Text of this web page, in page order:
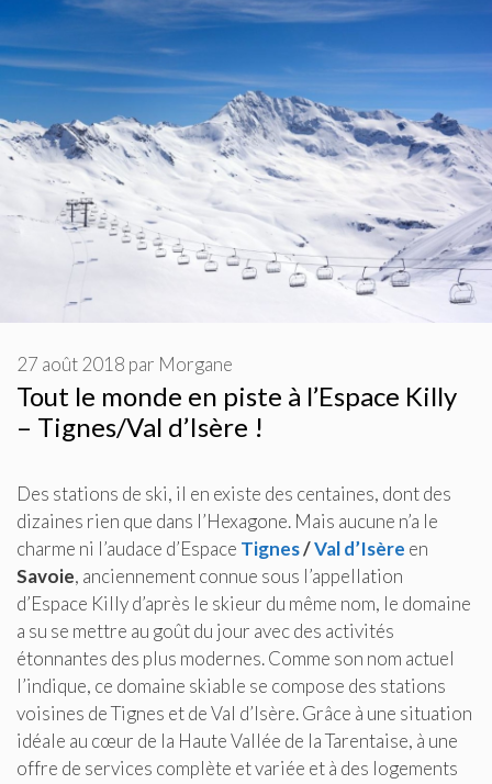
Tout le monde en piste à l’Espace Killy
– Tignes/Val d’Isère !
27 août 2018 par Morgane
Des stations de ski, il en existe des centaines, dont des
dizaines rien que dans l’Hexagone. Mais aucune n’a le
charme ni l’audace d’Espace Tignes/Val d’Isère en
Savoie, anciennement connue sous l’appellation
d’Espace Killy d’après le skieur du même nom, le domaine
a su se mettre au goût du jour avec des activités
étonnantes des plus modernes. Comme son nom actuel
l’indique, ce domaine skiable se compose des stations
voisines de Tignes et de Val d’Isère. Grâce à une situation
idéale au cœur de la Haute Vallée de la Tarentaise, à une
offre de services complète et variée et à des logements